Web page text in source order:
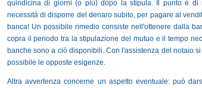
quindicina di giorni (o più) dopo la stipula. Il punto è di
necessità di disporre del denaro subito, per pagare al
banca! Un possibile rimedio consiste nell'ottenere dalla
copra il periodo tra la stipulazione del mutuo e il tempo
banche sono a ciò disponibili. Con l'assistenza del notaio
possibile le opposte esigenze.
Altra avvertenza concerne un aspetto eventuale: può